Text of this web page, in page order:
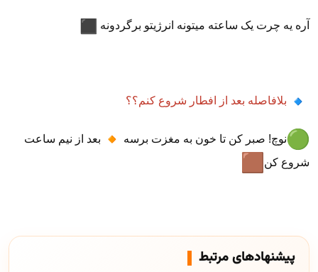
آره یه چرت یک ساعته میتونه انرژیتو برگردونه
بلافاصله بعد از افطار شروع کنم؟؟
نوچ! صبر کن تا خون به مغزت برسه
بعد از نیم ساعت
شروع کن
پیشنهادهای مرتبط